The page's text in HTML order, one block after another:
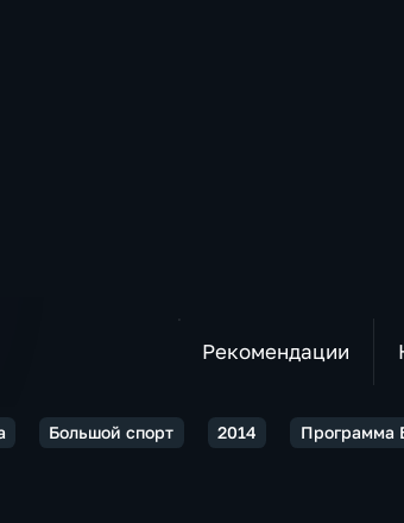
Рекомендации
Большой спорт 2014 Программа